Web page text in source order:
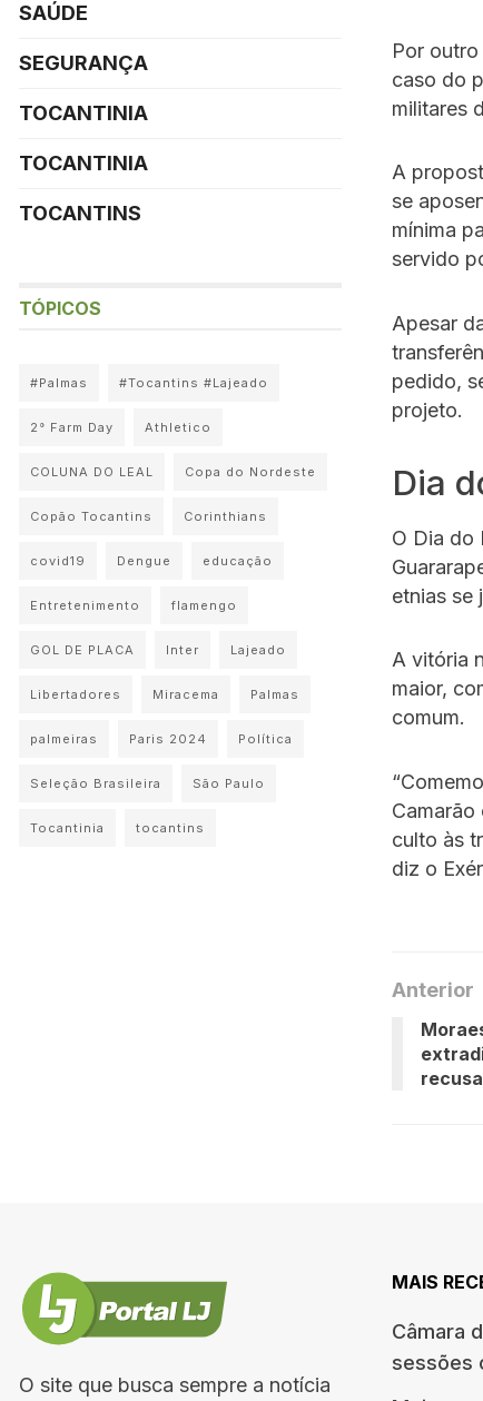
Por
caso do
militares
A
se
mínima
servido
Apesar
pedido,
projeto.
Dia
O Dia do
etnias se
A vitória
maior,
comum.
Camarão
culto às
diz o
Anterior
SAÚDE
SEGURANÇA
TOCANTINIA
TOCANTINIA
TOCANTINS
TÓPICOS
#Palmas #Tocantins #Lajeado
2° Farm Day Athletico
COLUNA DO LEAL Copa do Nordeste
Copão Tocantins Corinthians
covid19 Dengue educação
Entretenimento flamengo
GOL DE PLACA Inter Lajeado
Libertadores Miracema Palmas
palmeiras Paris 2024 Política
Seleção Brasileira São Paulo
Tocantinia tocantins
O site que busca sempre a notícia
MAIS
Câmara
sessões